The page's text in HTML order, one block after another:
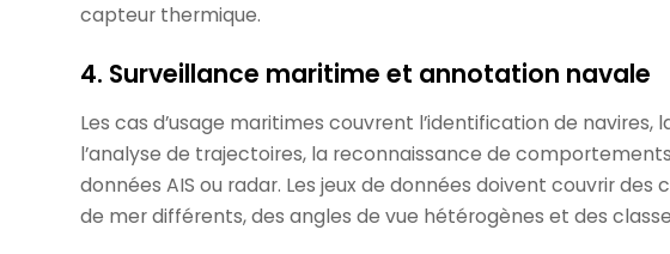
capteur thermique.
4. Surveillance maritime et annotation navale
Les cas d’usage maritimes couvrent l’identification de navires,
l’analyse de trajectoires, la reconnaissance de
données AIS ou radar. Les jeux de données doivent couvrir
de mer différents, des angles de vue hétérogènes et des